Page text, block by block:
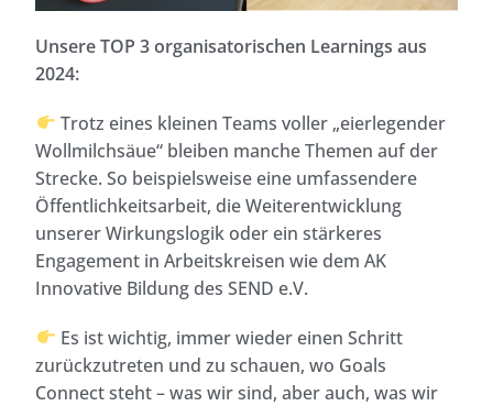
Unsere TOP 3 organisatorischen Learnings aus
2024:
Trotz eines kleinen Teams voller „eierlegender
Wollmilchsäue“ bleiben manche Themen auf der
Strecke. So beispielsweise eine umfassendere
Öffentlichkeitsarbeit, die Weiterentwicklung
unserer Wirkungslogik oder ein stärkeres
Engagement in Arbeitskreisen wie dem AK
Innovative Bildung des SEND e.V.
Es ist wichtig, immer wieder einen Schritt
zurückzutreten und zu schauen, wo Goals
Connect steht – was wir sind, aber auch, was wir